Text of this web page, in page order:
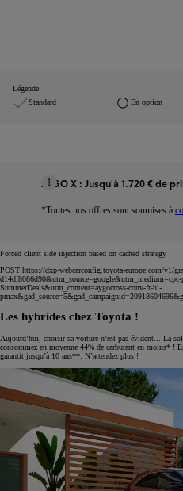
Légende
Standard
En option
1
AYGO X : Jusqu'à 1.720 € de
*Toutes nos offres sont soumises à
Forced client side injection based on cached strategy
POST https://dxp-webcarconfig.toyota-europe.com/v1/
SummerDeals&utm_content=aygocross-conv-fr-hl-
Les hybrides chez Toyota !
Aujourd’hui, choisir sa voiture n’est pas évident... La
consommez en moyenne 44% de carburant en moins* !
garantit jusqu’à 10 ans**. N’attendez plus !